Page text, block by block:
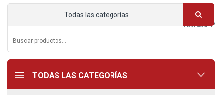
WHATSAPP
Todas las categorías
TODAS LAS CATEGORÍAS